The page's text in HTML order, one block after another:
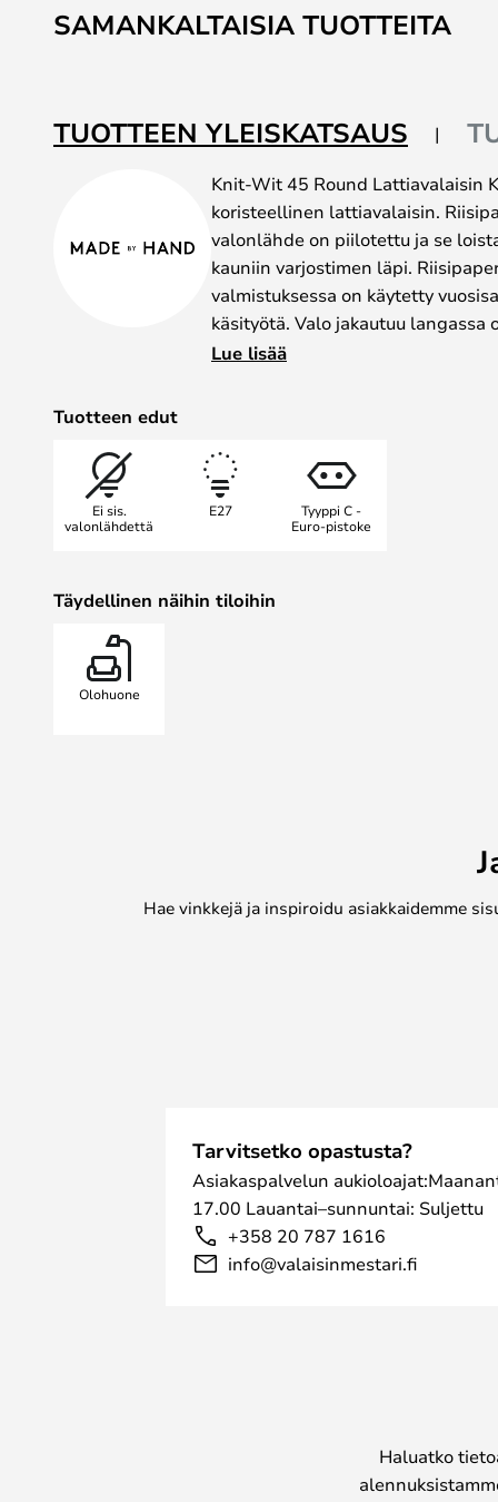
to
the
the
images
SAMANKALTAISIA TUOTTEITA
TUOTTEEN YLEISKATSAUS
Knit-Wit 45 Round Lattiavalaisin
koristeellinen lattiavalaisin.
valonlähde on piilotettu ja se
kauniin varjostimen läpi.
valmistuksessa on käytetty
käsityötä. Valo jakautuu langassa
miellyttävää ja tunnelmallista
Sen lisäksi, että valaisinta on
saatavana myös eri pituisilla
mahdollisuuden löytää tarpeisiisi
Huomaa! Koska valaisin on
Lue lisää
Tuotteen edut
Ei sis.
valonlähdettä
E27
Tyyppi C -
Euro-pistoke
Täydellinen näihin tiloihin
Olohuone
Hae vinkkejä ja inspiroidu asiakkaidemme
Tarvitsetko opastusta?
Asiakaspalvelun
17.00 Lauantai–sunnuntai: Suljettu
+358 20 787 1616
info@valaisinmestari.fi
Haluatko